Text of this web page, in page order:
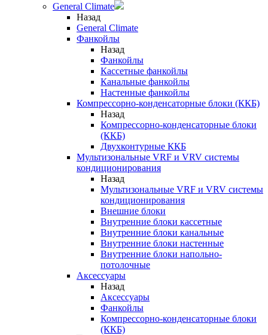
General Climate
Назад
General Climate
Фанкойлы
Назад
Фанкойлы
Кассетные фанкойлы
Канальные фанкойлы
Настенные фанкойлы
Компрессорно-конденсаторные блоки (ККБ)
Назад
Компрессорно-конденсаторные блоки
(ККБ)
Двухконтурные ККБ
Мультизональные VRF и VRV системы
кондиционирования
Назад
Мультизональные VRF и VRV системы
кондиционирования
Внешние блоки
Внутренние блоки кассетные
Внутренние блоки канальные
Внутренние блоки настенные
Внутренние блоки напольно-
потолочные
Аксессуары
Назад
Аксессуары
Фанкойлы
Компрессорно-конденсаторные блоки
(ККБ)